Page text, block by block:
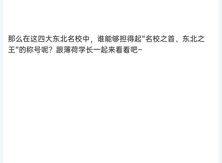
那么在这四大东北名校中，谁能够担得起“名校之首、东北之
王”的称号呢？跟薄荷学长一起来看看吧~